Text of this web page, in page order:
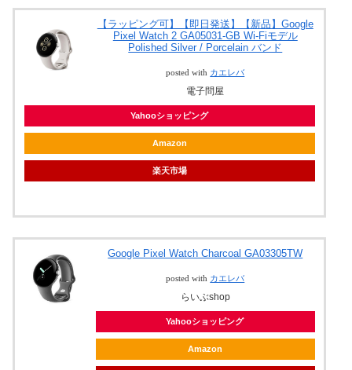
【ラッピング可】【即日発送】【新品】Google
Pixel Watch 2 GA05031-GB Wi-Fiモデル
Polished Silver / Porcelain バンド
posted with カエレバ
電子問屋
Yahooショッピング
Amazon
楽天市場
Google Pixel Watch Charcoal GA03305TW
posted with カエレバ
らいぶshop
Yahooショッピング
Amazon